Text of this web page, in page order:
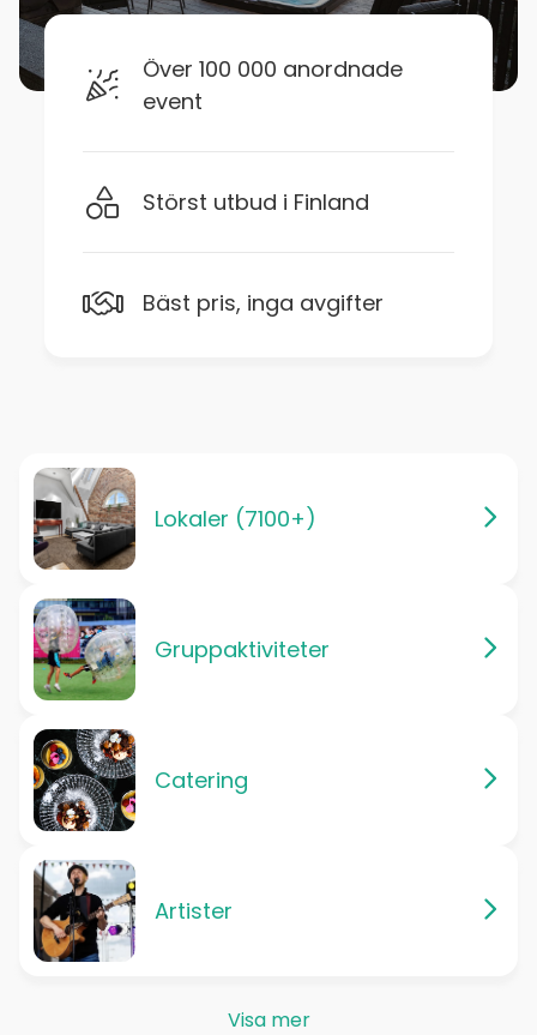
Över 100 000 anordnade
event
Störst utbud i Finland
Bäst pris, inga avgifter
Lokaler (7100+)
Gruppaktiviteter
Catering
Artister
Visa mer